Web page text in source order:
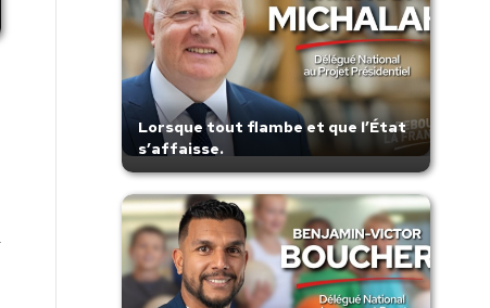
Lorsque tout flambe et que l’État
s’affaisse.